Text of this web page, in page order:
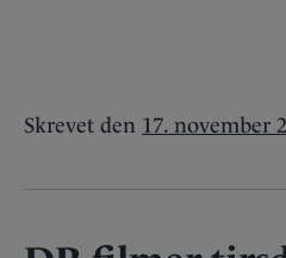
Skrevet den 17. november